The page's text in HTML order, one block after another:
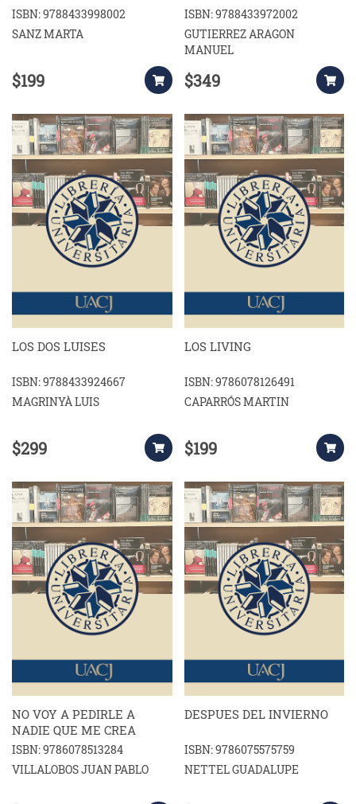
ISBN: 9788433998002
SANZ MARTA
$199
ISBN: 9788433972002
GUTIERREZ ARAGON
MANUEL
$349
LOS DOS LUISES
ISBN: 9788433924667
MAGRINYÀ LUIS
$299
LOS LIVING
ISBN: 9786078126491
CAPARRÓS MARTIN
$199
NO VOY A PEDIRLE A
NADIE QUE ME CREA
ISBN: 9786078513284
VILLALOBOS JUAN PABLO
DESPUES DEL INVIERNO
ISBN: 9786075575759
NETTEL GUADALUPE